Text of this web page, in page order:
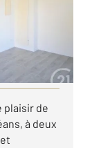
plaisir de
à deux